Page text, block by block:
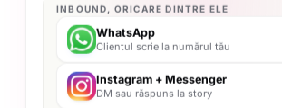
INBOUND, ORICARE DINTRE ELE
WhatsApp
Clientul scrie la numărul tău
Instagram + Messenger
DM sau răspuns la story